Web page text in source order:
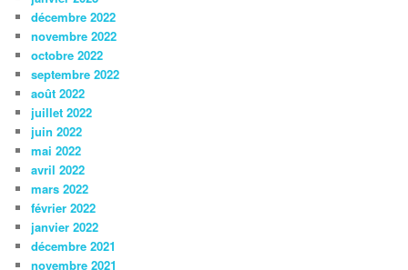
décembre 2022
novembre 2022
octobre 2022
septembre 2022
août 2022
juillet 2022
juin 2022
mai 2022
avril 2022
mars 2022
février 2022
janvier 2022
décembre 2021
novembre 2021